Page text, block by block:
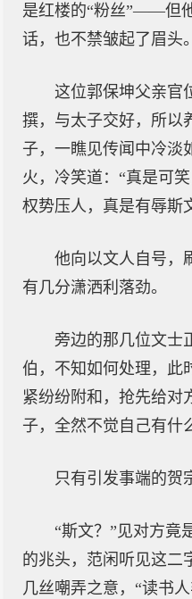
是红楼的“粉丝”——但
话，也不禁皱起了眉头。
这位郭保坤父亲官
撰，与太子交好，所以
子，一瞧见传闻中冷淡
火，冷笑道：“真是可
权势压人，真是有辱斯
他向以文人自号，
有几分潇洒利落劲。
旁边的那几位文士
伯，不知如何处理，此
紧纷纷附和，抢先给对
子，全然不觉自己有什
只有引发事端的贺
“斯文？”见对方竟
的兆头，范闲听见这二
几丝嘲弄之意，“读书